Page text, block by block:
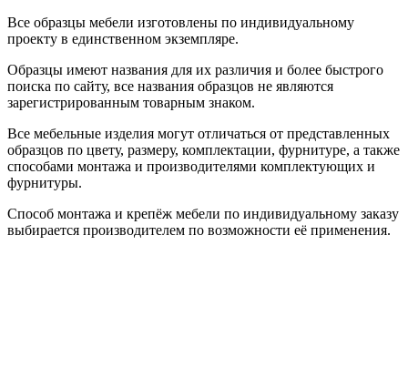
Все образцы мебели изготовлены по индивидуальному
проекту в единственном экземпляре.
Образцы имеют названия для их различия и более быстрого
поиска по сайту, все названия образцов не являются
зарегистрированным товарным знаком.
Все мебельные изделия могут отличаться от представленных
образцов по цвету, размеру, комплектации, фурнитуре, а также
способами монтажа и производителями комплектующих и
фурнитуры.
Способ монтажа и крепёж мебели по индивидуальному заказу
выбирается производителем по возможности её применения.